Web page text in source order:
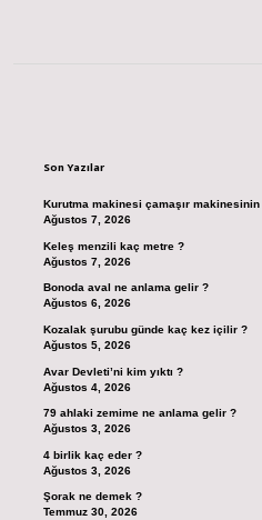
Son Yazılar
Kurutma makinesi çamaşır makinesinin
Ağustos 7, 2026
Keleş menzili kaç metre ?
Ağustos 7, 2026
Bonoda aval ne anlama gelir ?
Ağustos 6, 2026
Kozalak şurubu günde kaç kez içilir ?
Ağustos 5, 2026
Avar Devleti’ni kim yıktı ?
Ağustos 4, 2026
79 ahlaki zemime ne anlama gelir ?
Ağustos 3, 2026
4 birlik kaç eder ?
Ağustos 3, 2026
Şorak ne demek ?
Temmuz 30, 2026